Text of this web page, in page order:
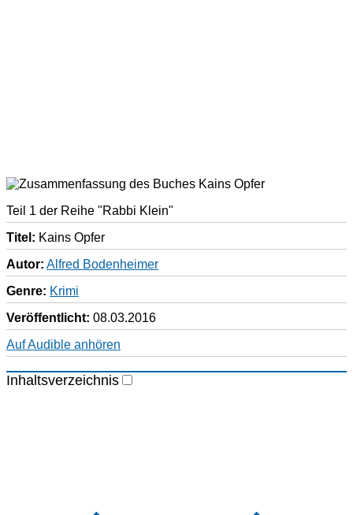
Teil 1 der Reihe "Rabbi Klein"
Titel: Kains Opfer
Autor: Alfred Bodenheimer
Genre: Krimi
Veröffentlicht: 08.03.2016
Auf Audible anhören
Inhaltsverzeichnis